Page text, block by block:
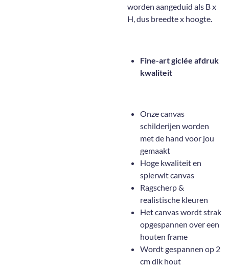
worden aangeduid als B x
H, dus breedte x hoogte.
Fine-art giclée afdruk
kwaliteit
Onze canvas
schilderijen worden
met de hand voor jou
gemaakt
Hoge kwaliteit en
spierwit canvas
Ragscherp &
realistische kleuren
Het canvas wordt strak
opgespannen over een
houten frame
Wordt gespannen op 2
cm dik hout